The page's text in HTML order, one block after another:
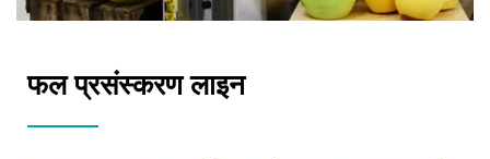
फल प्रसंस्करण लाइन